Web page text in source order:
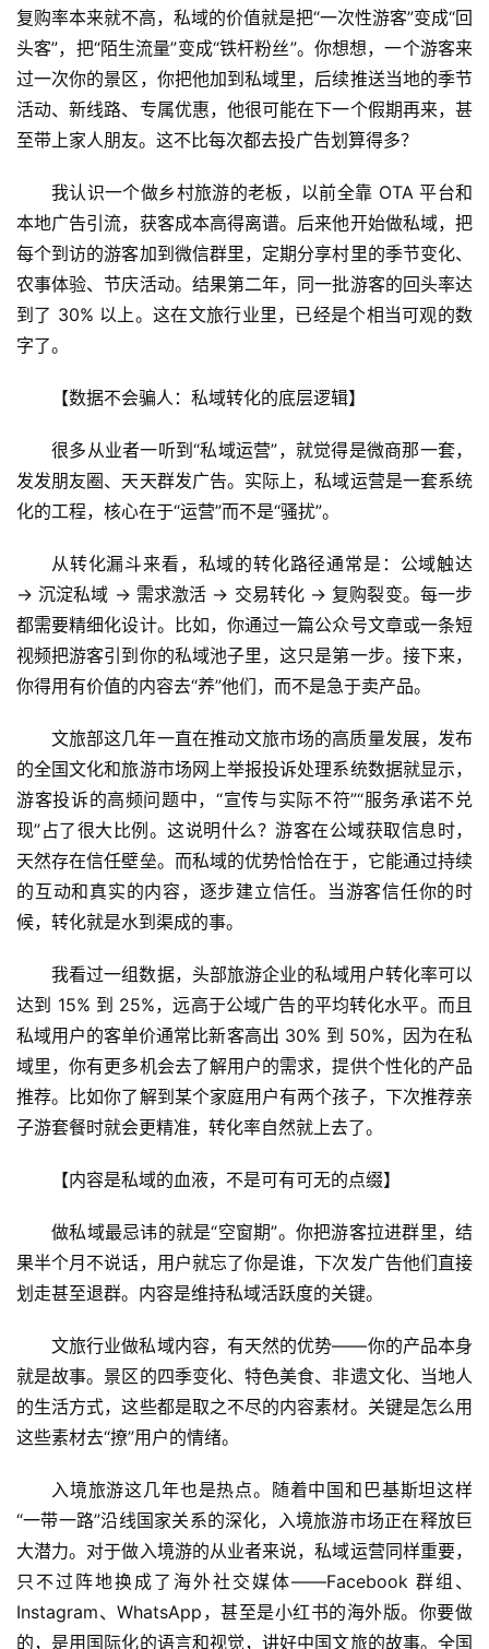
复购率本来就不高，私域的价值就是把“一次性游客”变成“回
头客”，把“陌生流量”变成“铁杆粉丝”。你想想，一个游客来
过一次你的景区，你把他加到私域里，后续推送当地的季节
活动、新线路、专属优惠，他很可能在下一个假期再来，甚
至带上家人朋友。这不比每次都去投广告划算得多？
我认识一个做乡村旅游的老板，以前全靠 OTA 平台和
本地广告引流，获客成本高得离谱。后来他开始做私域，把
每个到访的游客加到微信群里，定期分享村里的季节变化、
农事体验、节庆活动。结果第二年，同一批游客的回头率达
到了 30% 以上。这在文旅行业里，已经是个相当可观的数
字了。
【数据不会骗人：私域转化的底层逻辑】
很多从业者一听到“私域运营”，就觉得是微商那一套，
发发朋友圈、天天群发广告。实际上，私域运营是一套系统
化的工程，核心在于“运营”而不是“骚扰”。
从转化漏斗来看，私域的转化路径通常是：公域触达
→ 沉淀私域 → 需求激活 → 交易转化 → 复购裂变。每一步
都需要精细化设计。比如，你通过一篇公众号文章或一条短
视频把游客引到你的私域池子里，这只是第一步。接下来，
你得用有价值的内容去“养”他们，而不是急于卖产品。
文旅部这几年一直在推动文旅市场的高质量发展，发布
的全国文化和旅游市场网上举报投诉处理系统数据就显示，
游客投诉的高频问题中，“宣传与实际不符”“服务承诺不兑
现”占了很大比例。这说明什么？游客在公域获取信息时，
天然存在信任壁垒。而私域的优势恰恰在于，它能通过持续
的互动和真实的内容，逐步建立信任。当游客信任你的时
候，转化就是水到渠成的事。
我看过一组数据，头部旅游企业的私域用户转化率可以
达到 15% 到 25%，远高于公域广告的平均转化水平。而且
私域用户的客单价通常比新客高出 30% 到 50%，因为在私
域里，你有更多机会去了解用户的需求，提供个性化的产品
推荐。比如你了解到某个家庭用户有两个孩子，下次推荐亲
子游套餐时就会更精准，转化率自然就上去了。
【内容是私域的血液，不是可有可无的点缀】
做私域最忌讳的就是“空窗期”。你把游客拉进群里，结
果半个月不说话，用户就忘了你是谁，下次发广告他们直接
划走甚至退群。内容是维持私域活跃度的关键。
文旅行业做私域内容，有天然的优势——你的产品本身
就是故事。景区的四季变化、特色美食、非遗文化、当地人
的生活方式，这些都是取之不尽的内容素材。关键是怎么用
这些素材去“撩”用户的情绪。
入境旅游这几年也是热点。随着中国和巴基斯坦这样
“一带一路”沿线国家关系的深化，入境旅游市场正在释放巨
大潜力。对于做入境游的从业者来说，私域运营同样重要，
只不过阵地换成了海外社交媒体——Facebook 群组、
Instagram、WhatsApp，甚至是小红书的海外版。你要做
的，是用国际化的语言和视觉，讲好中国文旅的故事。全国